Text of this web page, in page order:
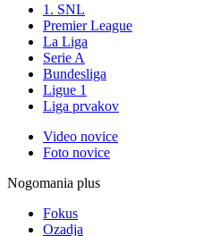
1. SNL
Premier League
La Liga
Serie A
Bundesliga
Ligue 1
Liga prvakov
Video novice
Foto novice
Nogomania plus
Fokus
Ozadja